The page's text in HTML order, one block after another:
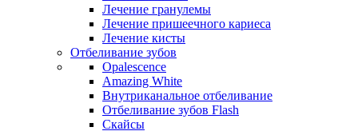
Лечение гранулемы
Лечение пришеечного кариеса
Лечение кисты
Отбеливание зубов
Opalescence
Amazing White
Внутриканальное отбеливание
Отбеливание зубов Flash
Скайсы